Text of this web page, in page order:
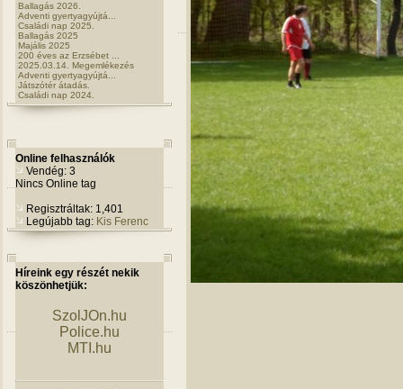
Ballagás 2026.
Adventi gyertyagyújtá...
Családi nap 2025.
Ballagás 2025
Majális 2025
200 éves az Erzsébet ...
2025.03.14. Megemlékezés
Adventi gyertyagyújtá...
Játszótér átadás.
Családi nap 2024.
Online felhasználók
Vendég: 3
Nincs Online tag
Regisztráltak: 1,401
Legújabb tag: Kis Ferenc
Híreink egy részét nekik
köszönhetjük:
SzolJOn.hu
Police.hu
MTI.hu